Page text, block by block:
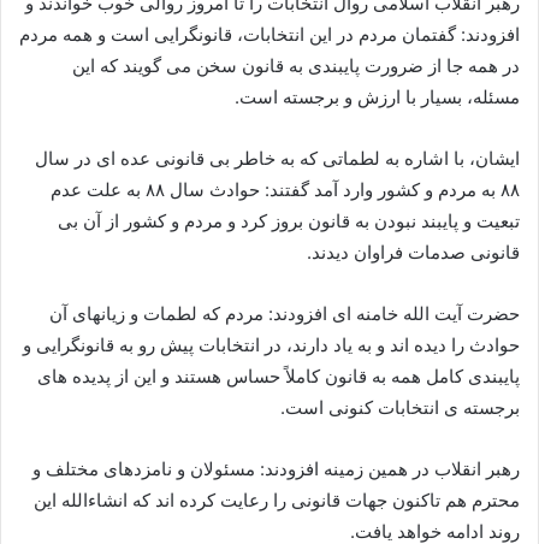
افزودند: گفتمان مردم در این انتخابات، قانونگرایی است و همه مردم
در همه جا از ضرورت پایبندی به قانون سخن می گویند که این
مسئله، بسیار با ارزش و برجسته است.
ایشان، با اشاره به لطماتی که به خاطر بی قانونی عده ای در سال
۸۸ به مردم و کشور وارد آمد گفتند: حوادث سال ۸۸ به علت عدم
تبعیت و پایبند نبودن به قانون بروز کرد و مردم و کشور از آن بی
قانونی صدمات فراوان دیدند.
حضرت آیت الله خامنه ای افزودند: مردم که لطمات و زیانهای آن
حوادث را دیده اند و به یاد دارند، در انتخابات پیش رو به قانونگرایی و
پایبندی کامل همه به قانون کاملاً حساس هستند و این از پدیده های
برجسته ی انتخابات کنونی است.
رهبر انقلاب در همین زمینه افزودند: مسئولان و نامزدهای مختلف و
محترم هم تاکنون جهات قانونی را رعایت کرده اند که انشاءالله این
روند ادامه خواهد یافت.